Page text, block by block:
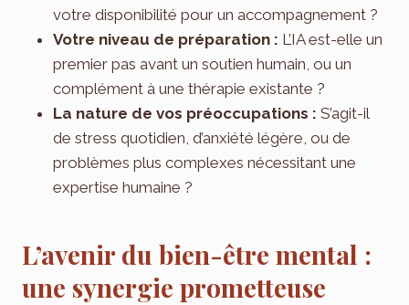
votre disponibilité pour un accompagnement ?
Votre niveau de préparation : L’IA est-elle un
premier pas avant un soutien humain, ou un
complément à une thérapie existante ?
La nature de vos préoccupations : S’agit-il
de stress quotidien, d’anxiété légère, ou de
problèmes plus complexes nécessitant une
expertise humaine ?
L’avenir du bien-être mental :
une synergie prometteuse